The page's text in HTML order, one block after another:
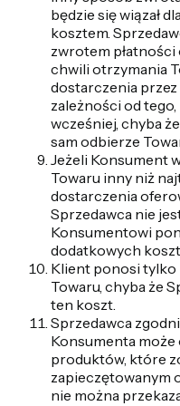
będzie się wiązał
kosztem.
zwrotem
chwili otrzymania
dostarczenia przez
zależności od
wcześniej, chyba
sam odbierze
Jeżeli Konsument
Towaru inny niż
dostarczenia
Sprzedawca nie
Konsumentowi
dodatkowych
Klient ponosi
Towaru, chyba że
ten koszt.
Sprzedawca
Konsumenta
produktów, które
zapieczętowanym
nie można